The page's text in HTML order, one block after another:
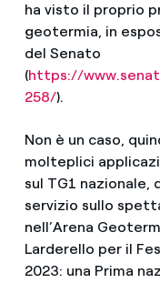
ha visto il proprio
geotermia, in
del Senato
(https://
258/).
Non è un caso,
molteplici
sul TG1 nazionale,
servizio sullo
nell’Arena
Larderello per il
2023: una Prima